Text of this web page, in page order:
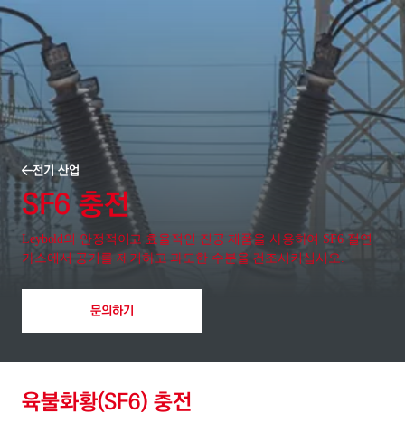
전기 산업
SF6 충전
Leybold의 안정적이고 효율적인 진공 제품을 사용하여 SF6 절연
가스에서 공기를 제거하고 과도한 수분을 건조시키십시오.
문의하기
육불화황(SF6) 충전